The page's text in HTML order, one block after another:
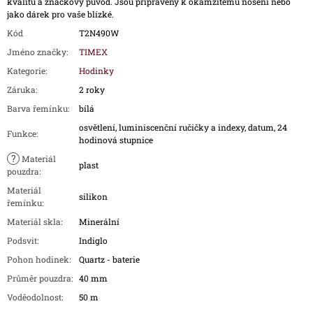
jako dárek pro vaše blízké.
Kód
T2N490W
Jméno značky:
TIMEX
Kategorie:
Hodinky
Záruka:
2 roky
Barva řemínku: bílá
Funkce:
osvětlení, luminiscenční ručičky a indexy, datum, 24
hodinová stupnice
? Materiál
pouzdra:
plast
Materiál
řemínku:
silikon
Materiál skla:
Minerální
Podsvit:
Indiglo
Pohon hodinek:
Quartz - baterie
Průměr pouzdra: 40 mm
Voděodolnost: 50 m